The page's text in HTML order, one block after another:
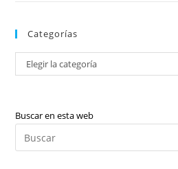
Categorías
Categorías
Elegir la categoría
Buscar en esta web